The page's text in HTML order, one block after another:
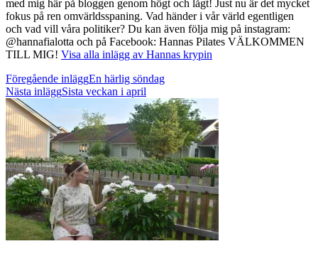
med mig här på bloggen genom högt och lågt! Just nu är det mycket
fokus på ren omvärldsspaning. Vad händer i vår värld egentligen
och vad vill våra politiker? Du kan även följa mig på instagram:
@hannafialotta och på Facebook: Hannas Pilates VÄLKOMMEN
TILL MIG! Visa alla inlägg av Hannas krypin
Inläggsnavigering
Föregående inläggEn härlig söndag
Nästa inläggSista veckan i april